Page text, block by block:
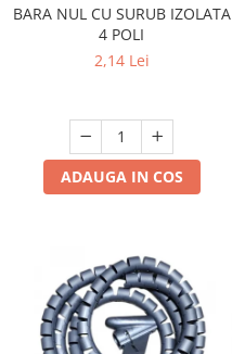
BARA NUL CU SURUB IZOLATA
4 POLI
2,14 Lei
ADAUGA IN COS